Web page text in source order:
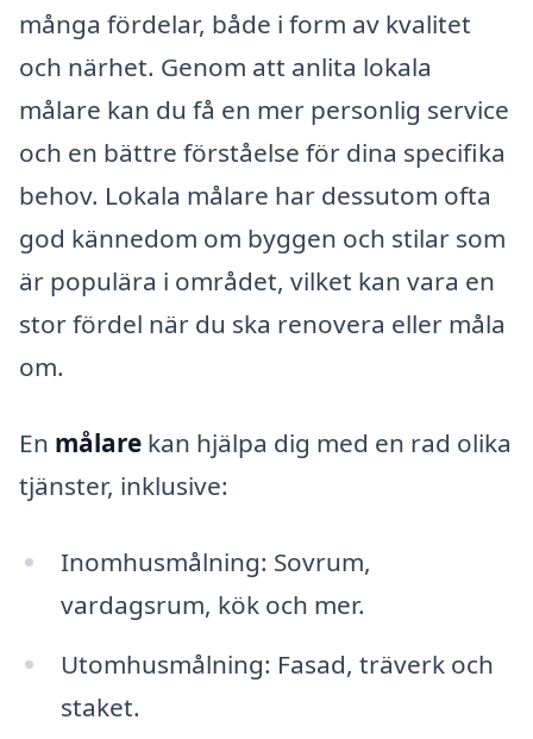
många fördelar, både i form av kvalitet
och närhet. Genom att anlita lokala
målare kan du få en mer personlig service
och en bättre förståelse för dina specifika
behov. Lokala målare har dessutom ofta
god kännedom om byggen och stilar som
är populära i området, vilket kan vara en
stor fördel när du ska renovera eller måla
om.
En målare kan hjälpa dig med en rad olika
tjänster, inklusive:
Inomhusmålning: Sovrum,
vardagsrum, kök och mer.
Utomhusmålning: Fasad, träverk och
staket.